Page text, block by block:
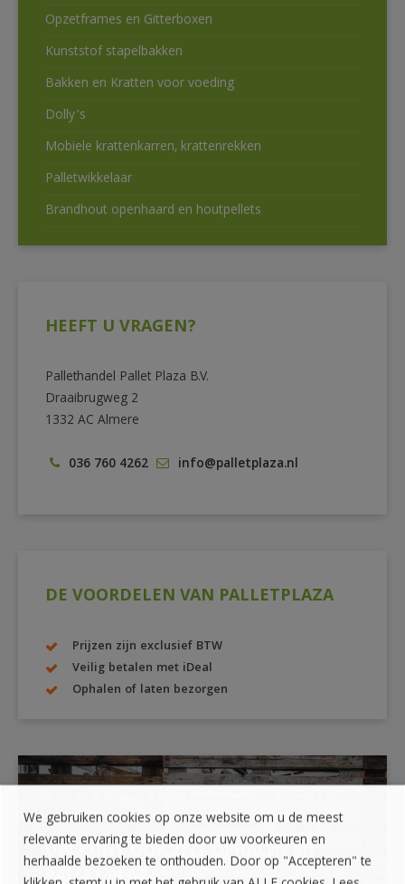
Opzetframes en Gitterboxen
Kunststof stapelbakken
Bakken en Kratten voor voeding
Dolly’s
Mobiele krattenkarren, krattenrekken
Palletwikkelaar
Brandhout openhaard en houtpellets
HEEFT U VRAGEN?
Pallethandel Pallet Plaza B.V.
Draaibrugweg 2
1332 AC Almere
036 760 4262 info@palletplaza.nl
DE VOORDELEN VAN PALLETPLAZA
Prijzen zijn exclusief BTW
Veilig betalen met iDeal
Ophalen of laten bezorgen
UW KUNT OOK ZELF OPHALEN BIJ
We gebruiken cookies op onze website om u de meest
relevante ervaring te bieden door uw voorkeuren en
herhaalde bezoeken te onthouden. Door op "Accepteren" te